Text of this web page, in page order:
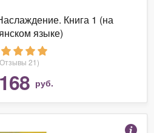
Книга 1 (на
языке)
21)
168 руб.